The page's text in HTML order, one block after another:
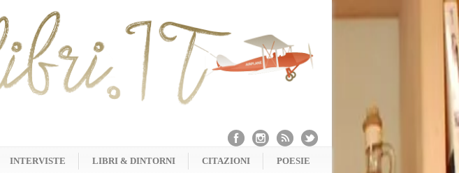
INTERVISTE LIBRI & DINTORNI CITAZIONI POESIE